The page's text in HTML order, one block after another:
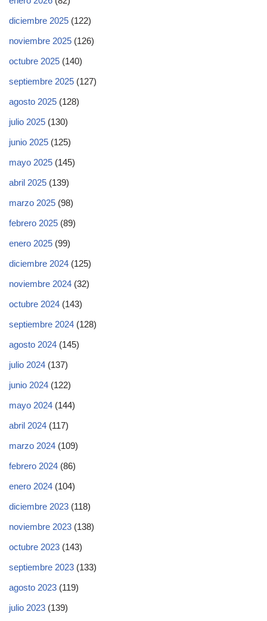
diciembre 2025 (122)
noviembre 2025 (126)
octubre 2025 (140)
septiembre 2025 (127)
agosto 2025 (128)
julio 2025 (130)
junio 2025 (125)
mayo 2025 (145)
abril 2025 (139)
marzo 2025 (98)
febrero 2025 (89)
enero 2025 (99)
diciembre 2024 (125)
noviembre 2024 (32)
octubre 2024 (143)
septiembre 2024 (128)
agosto 2024 (145)
julio 2024 (137)
junio 2024 (122)
mayo 2024 (144)
abril 2024 (117)
marzo 2024 (109)
febrero 2024 (86)
enero 2024 (104)
diciembre 2023 (118)
noviembre 2023 (138)
octubre 2023 (143)
septiembre 2023 (133)
agosto 2023 (119)
julio 2023 (139)